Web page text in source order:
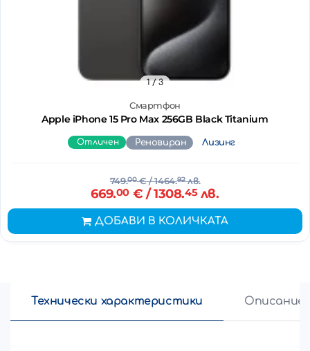
Смартфон
Apple iPhone 15 Pro Max 256GB Black Titanium
1/ 3
Отличен Реновиран Лизинг
749.00€/ 1464.92лв.
669.00€ / 1308.45лв.
ДОБАВИ В КОЛИЧКАТА
Технически характеристики Описание